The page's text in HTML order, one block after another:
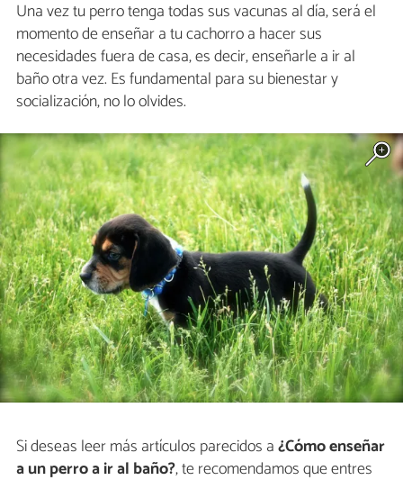
Una vez tu perro tenga todas sus vacunas al día, será el
momento de enseñar a tu cachorro a hacer sus
necesidades fuera de casa, es decir, enseñarle a ir al
baño otra vez. Es fundamental para su bienestar y
socialización, no lo olvides.
Si deseas leer más artículos parecidos a¿Cómo enseñar
a un perro a ir al baño?, te recomendamos que entres